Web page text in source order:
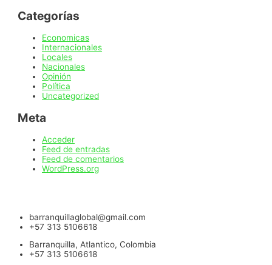
Categorías
Economicas
Internacionales
Locales
Nacionales
Opinión
Política
Uncategorized
Meta
Acceder
Feed de entradas
Feed de comentarios
WordPress.org
barranquillaglobal@gmail.com
+57 313 5106618
Barranquilla, Atlantico, Colombia
+57 313 5106618